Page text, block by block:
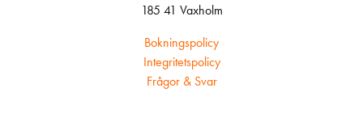
185 41 Vaxholm
Bokningspolicy
Integritetspolicy
Frågor & Svar